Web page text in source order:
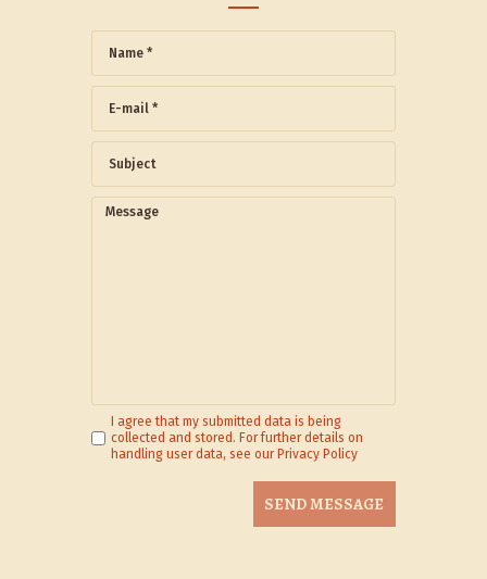
I agree that my submitted data is being
collected and stored. For further details on
handling user data, see our Privacy Policy
SEND MESSAGE